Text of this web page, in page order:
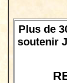
Plus de
soutenir